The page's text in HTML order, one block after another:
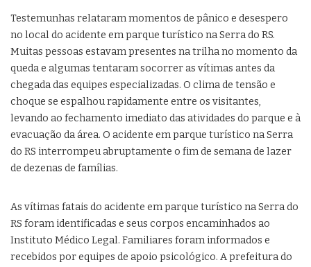
Testemunhas relataram momentos de pânico e desespero
no local do acidente em parque turístico na Serra do RS.
Muitas pessoas estavam presentes na trilha no momento da
queda e algumas tentaram socorrer as vítimas antes da
chegada das equipes especializadas. O clima de tensão e
choque se espalhou rapidamente entre os visitantes,
levando ao fechamento imediato das atividades do parque e à
evacuação da área. O acidente em parque turístico na Serra
do RS interrompeu abruptamente o fim de semana de lazer
de dezenas de famílias.
As vítimas fatais do acidente em parque turístico na Serra do
RS foram identificadas e seus corpos encaminhados ao
Instituto Médico Legal. Familiares foram informados e
recebidos por equipes de apoio psicológico. A prefeitura do